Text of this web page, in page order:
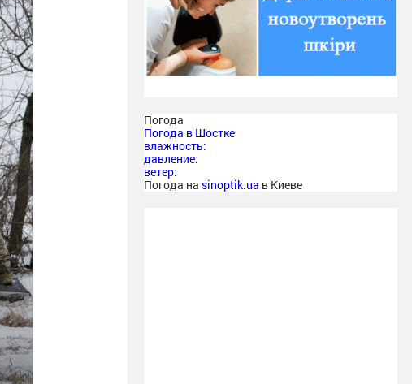
Погода
Погода в Шостке
влажность:
давление:
ветер:
Погода на sinoptik.ua в Киеве